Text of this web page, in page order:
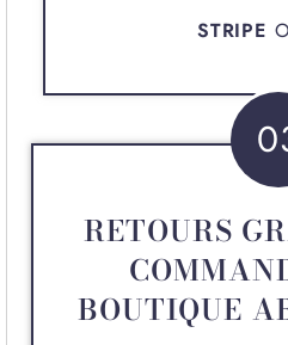
STRIPE
RETOURS
BOUTIQUE